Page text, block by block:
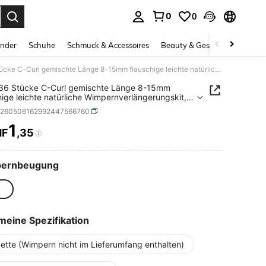
0 0
Schuhe Schmuck & Accessoires Beauty & Gesundheit
384/336 Stücke C-Curl gemischte Länge 8-15mm flauschige leichte natürliche Wimpernverlängerungskit, DIY Wimpernverlängerungsset, dicke Büschel Falsche Wimpern, Verlängerungskit, zarte Büschel Falsche Wimpernverlängerungsset, mit Wimpernkleber
Stücke C-Curl gemischte Länge 8-15mm
leichte natürliche Wimpernverlängerungskit,
dicke Büschel Falsche
Verlängerungskit, zarte Büschel Falsche
mit Wimpernkleber
AND AVAILABILITY
1,35
Spezifikation
(Wimpern nicht im Lieferumfang enthalten)